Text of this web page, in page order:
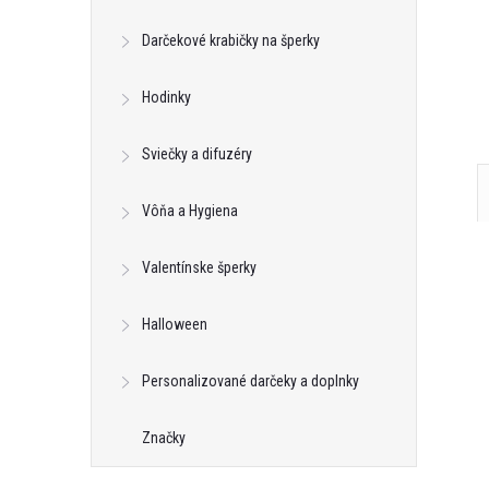
Darčekové krabičky na šperky
Hodinky
Sviečky a difuzéry
Vôňa a Hygiena
Valentínske šperky
Halloween
Personalizované darčeky a doplnky
Značky